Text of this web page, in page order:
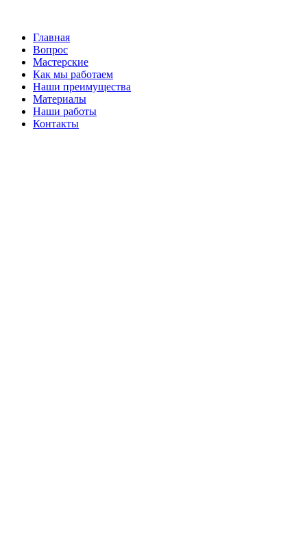
Главная
Вопрос
Мастерские
Как мы работаем
Наши преимущества
Материалы
Наши работы
Контакты